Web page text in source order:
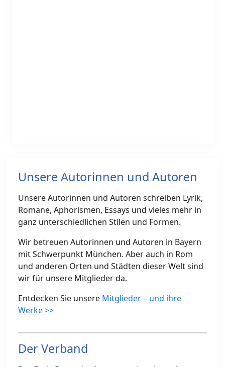
Unsere Autorinnen und Autoren
Unsere Autorinnen und Autoren schreiben Lyrik,
Romane, Aphorismen, Essays und vieles mehr in
ganz unterschiedlichen Stilen und Formen.
Wir betreuen Autorinnen und Autoren in Bayern
mit Schwerpunkt München. Aber auch in Rom
und anderen Orten und Städten dieser Welt sind
wir für unsere Mitglieder da.
Entdecken Sie unsere Mitglieder – und ihre
Werke >>
Der Verband